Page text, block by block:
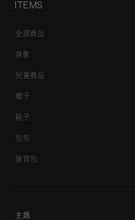
ITEMS
全部商品
身著
兒童商品
帽子
鞋子
包包
後背包
主題